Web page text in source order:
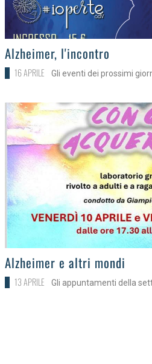
>
Alzheimer, l'incontro
16 APRILE Gli eventi dei prossimi
>
Alzheimer e altri mondi
13 APRILE Gli appuntamenti della